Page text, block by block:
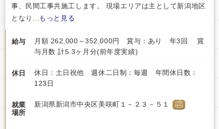
事、民間工事共施工します。 現場エリアは主として新潟地区
となり...
もっと見る
給与
月額 262,000～352,000円 賞与：あり 年3回 賞
与月数 計5.3ヶ月分(前年度実績)
休日
休日：土日祝他 週休二日制：毎週 年間休日数：
123日
就業
場所
新潟県新潟市中央区美咲町１－２３－５１